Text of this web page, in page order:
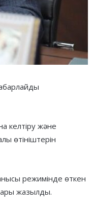
келтіру және
өтініштерін
режимінде өткен
жазылды.